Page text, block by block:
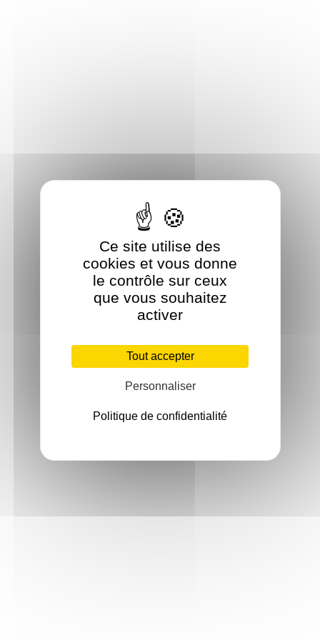
Ce site utilise des
cookies et vous donne
le contrôle sur ceux
que vous souhaitez
activer
Tout accepter
Personnaliser
Politique de confidentialité